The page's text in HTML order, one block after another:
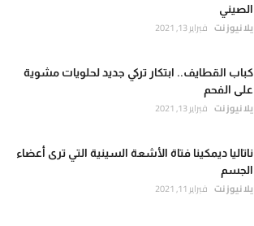
الصيني
يلا نيوز نت فبراير 13, 2021
كباب القطايف.. ابتكار تركي جديد لحلويات مشوية
على الفحم
يلا نيوز نت فبراير 13, 2021
ناتاليا ديمكينا فتاة الأشعة السينية التي ترى أعضاء
الجسم
يلا نيوز نت فبراير 11, 2021